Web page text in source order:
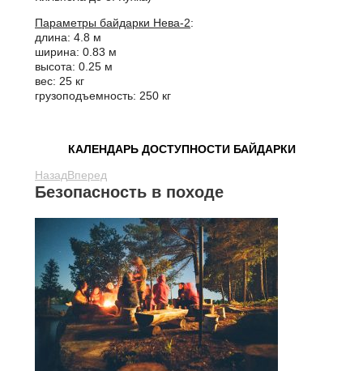
Параметры байдарки Нева-2:
длина: 4.8 м
ширина: 0.83 м
высота: 0.25 м
вес: 25 кг
грузоподъемность: 250 кг
КАЛЕНДАРЬ ДОСТУПНОСТИ БАЙДАРКИ
НазадВперед
Безопасность в походе